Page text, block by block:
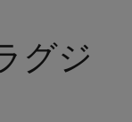
ジ